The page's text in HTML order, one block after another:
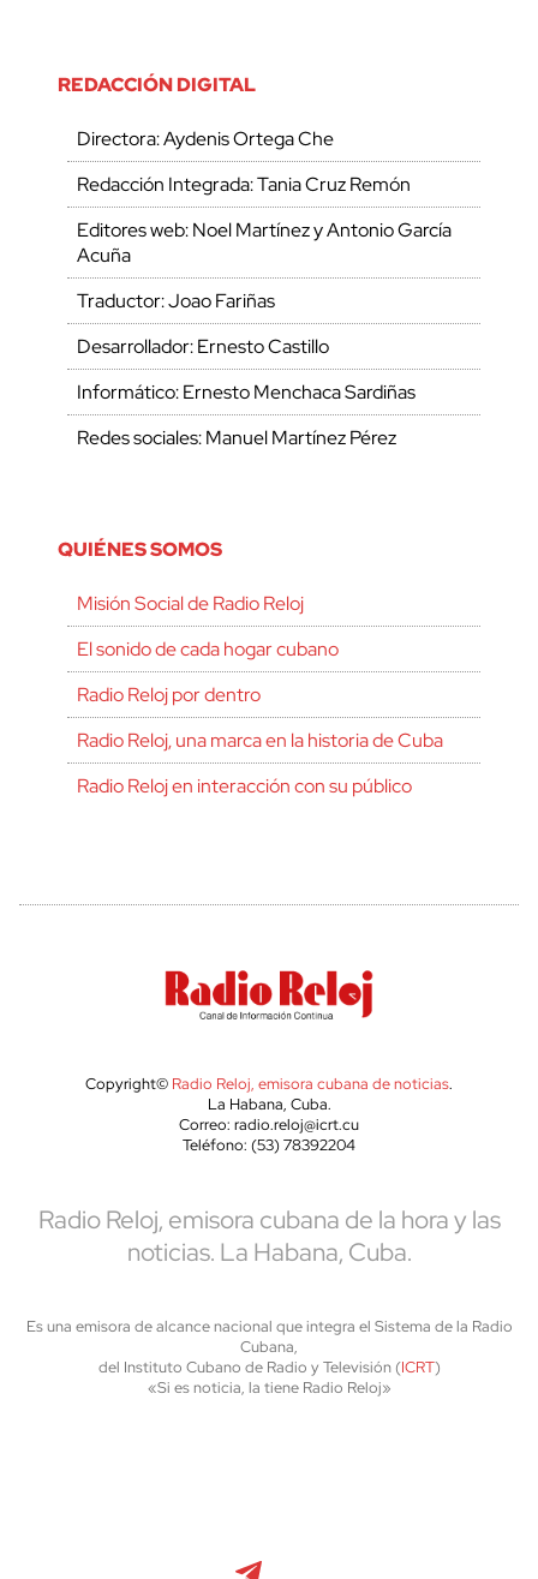
REDACCIÓN DIGITAL
Directora: Aydenis Ortega Che
Redacción Integrada: Tania Cruz Remón
Editores web: Noel Martínez y Antonio García
Acuña
Traductor: Joao Fariñas
Desarrollador: Ernesto Castillo
Informático: Ernesto Menchaca Sardiñas
Redes sociales: Manuel Martínez Pérez
QUIÉNES SOMOS
Misión Social de Radio Reloj
El sonido de cada hogar cubano
Radio Reloj por dentro
Radio Reloj, una marca en la historia de Cuba
Radio Reloj en interacción con su público
Copyright© Radio Reloj, emisora cubana de noticias.
La Habana, Cuba.
Correo: radio.reloj@icrt.cu
Teléfono: (53) 78392204
Radio Reloj, emisora cubana de la hora y las
noticias. La Habana, Cuba.
Es una emisora de alcance nacional que integra el Sistema de la Radio
Cubana,
del Instituto Cubano de Radio y Televisión (ICRT)
«Si es noticia, la tiene Radio Reloj»